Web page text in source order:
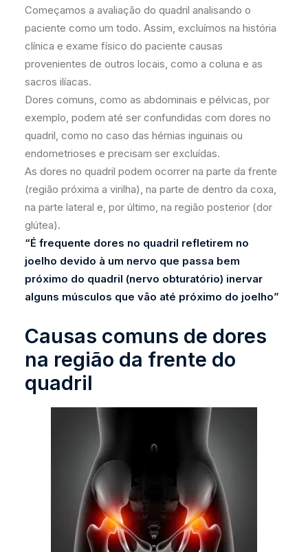
Começamos a avaliação do quadril analisando o
paciente como um todo. Assim, excluímos na história
clínica e exame físico do paciente causas
provenientes de outros locais, como a coluna e as
sacros ilíacas.
Dores comuns, como as abdominais e pélvicas, por
exemplo, podem até ser confundidas com dores no
quadril, como no caso das hérnias inguinais ou
endometrioses e precisam ser excluídas.
As dores no quadril podem ocorrer na parte da frente
(região próxima a virilha), na parte de dentro da coxa,
na parte lateral e, por último, na região posterior (dor
glútea).
“É frequente dores no quadril refletirem no
joelho devido à um nervo que passa bem
próximo do quadril (nervo obturatório) inervar
alguns músculos que vão até próximo do joelho”
Causas comuns de dores
na região da frente do
quadril